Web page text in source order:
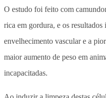
O estudo foi feito com
rica em gordura, e os
envelhecimento vascular e a
maior aumento de peso em
incapacitadas.